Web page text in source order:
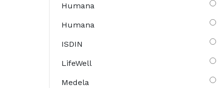
Humana
Humana
ISDIN
LifeWell
Medela